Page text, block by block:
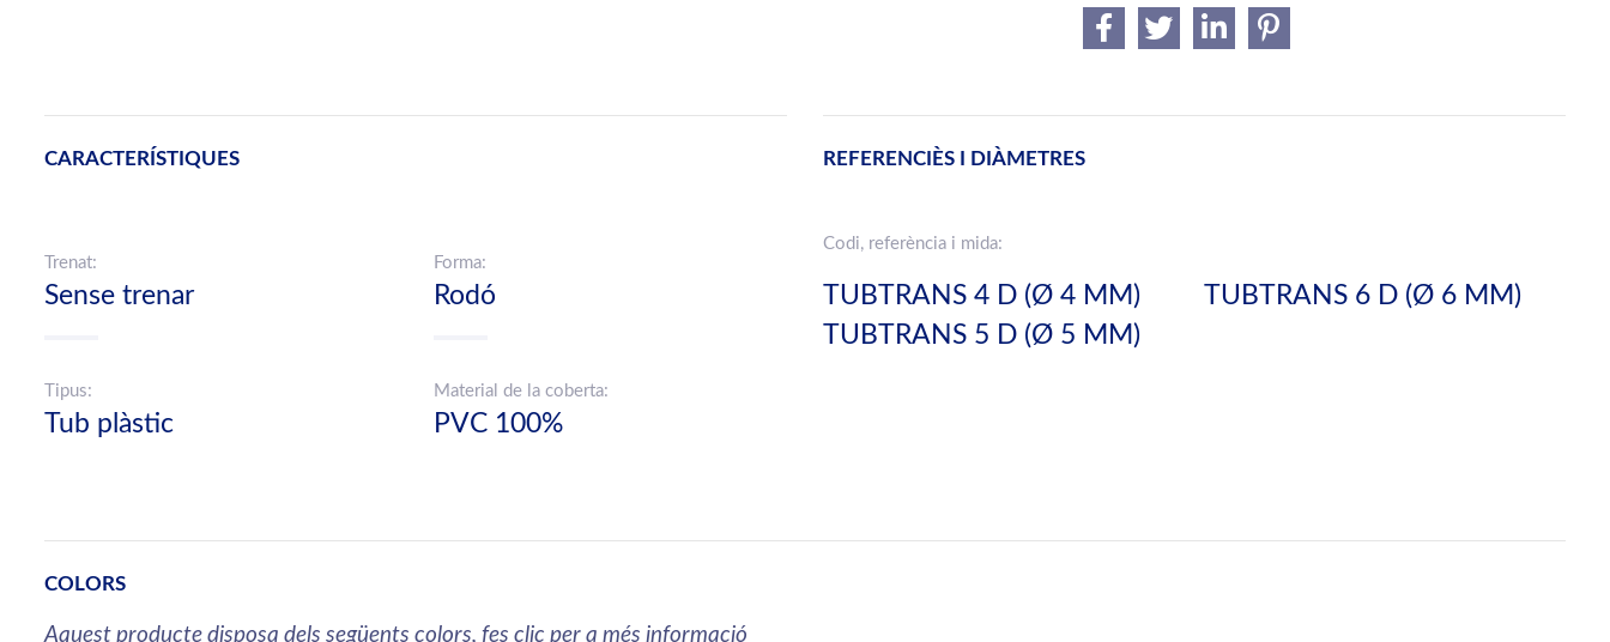
CARACTERÍSTIQUES
Trenat:
Sense trenar
Forma:
Rodó
Tipus:
Tub plàstic
Material de la coberta:
PVC 100%
REFERENCIÈS I DIÀMETRES
Codi, referència i mida:
TUBTRANS 4 D (Ø 4 MM)
TUBTRANS 5 D (Ø 5 MM)
TUBTRANS 6 D (Ø 6 MM)
COLORS
Aquest producte disposa dels següents colors, fes clic per a més informació